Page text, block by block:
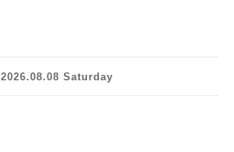
2026.08.08 Saturday